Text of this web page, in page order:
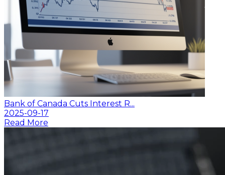
Bank of Canada Cuts Interest R...
2025-09-17
Read More